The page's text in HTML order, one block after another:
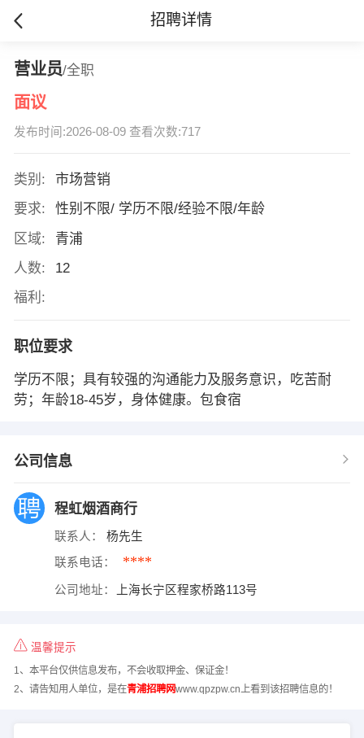
招聘详情
营业员/全职
面议
发布时间:2026-08-09 查看次数:717
类别:
市场营销
要求:
性别不限/ 学历不限/经验不限/年龄
区域:
青浦
人数:
12
福利:
职位要求
学历不限；具有较强的沟通能力及服务意识，吃苦耐
劳；年龄18-45岁，身体健康。包食宿
公司信息
程虹烟酒商行
联系人： 杨先生
联系电话： ****
公司地址： 上海长宁区程家桥路113号
温馨提示
1、本平台仅供信息发布，不会收取押金、保证金！
2、请告知用人单位，是在青浦招聘网www.qpzpw.cn上看到该招聘信息的！